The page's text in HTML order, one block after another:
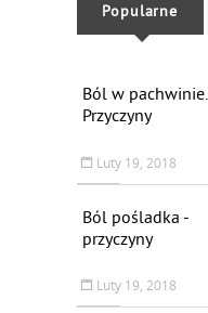
Popularne
Ból w pachwinie.
Przyczyny
Luty 19, 2018
Ból pośladka -
przyczyny
Luty 19, 2018